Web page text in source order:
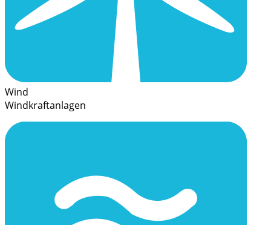
Wind
Windkraftanlagen